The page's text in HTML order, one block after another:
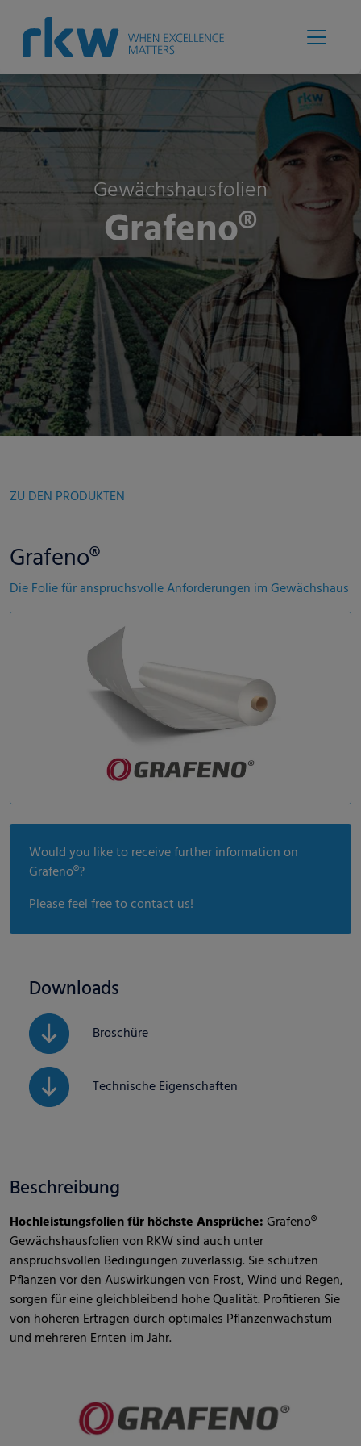
Gewächshausfolien
Grafeno®
ZU DEN PRODUKTEN
Grafeno®
Die Folie für anspruchsvolle Anforderungen im Gewächshaus
Would you like to receive further information on
Grafeno®?
Please feel free to contact us!
Downloads
Broschüre
Technische Eigenschaften
Beschreibung
Hochleistungsfolien für höchste Ansprüche:Grafeno®
Gewächshausfolien von RKW sind auch unter
anspruchsvollen Bedingungen zuverlässig. Sie schützen
Pflanzen vor den Auswirkungen von Frost, Wind und Regen,
sorgen für eine gleichbleibend hohe Qualität. Profitieren Sie
von höheren Erträgen durch optimales Pflanzenwachstum
und mehreren Ernten im Jahr.